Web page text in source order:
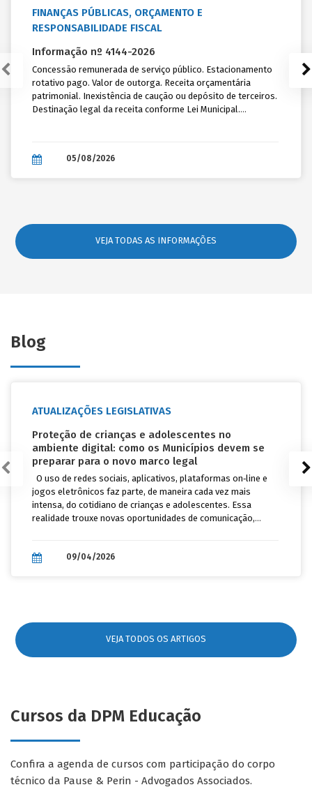
Siope diante dos novos entendimentos do TCE-RS, STN e
considerando a EC nº 135/2024 (Fundeb – ETI)
Fim: 19/08/2026
Conheça todos os cursos
FINANÇAS PÚBLICAS, ORÇAMENTO E
RESPONSABILIDADE FISCAL
Informação nº 4144-2026
Concessão remunerada de serviço público. Estacionamento
rotativo pago. Valor de outorga. Receita orçamentária
patrimonial. Inexistência de caução ou depósito de terceiros.
Destinação legal da receita conforme Lei Municipal.
05/08/2026
VEJA TODAS AS INFORMAÇÕES
Blog
ATUALIZAÇÕES LEGISLATIVAS
Proteção de crianças e adolescentes no
ambiente digital: como os Municípios devem se
preparar para o novo marco legal
O uso de redes sociais, aplicativos, plataformas on‑line e
jogos eletrônicos faz parte, de maneira cada vez mais
intensa, do cotidiano de crianças e adolescentes. Essa
realidade trouxe novas oportunidades de comunicação,
09/04/2026
VEJA TODOS OS ARTIGOS
Cursos da DPM Educação
Confira a agenda de cursos com participação do corpo
técnico da Pause & Perin - Advogados Associados.